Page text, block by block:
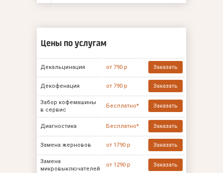
Цены по услугам
Декальцинация от 790 р Заказать
Декофенация от 790 р Заказать
Забор кофемашины
в сервис
Бесплатно* Заказать
Диагностика Бесплатно* Заказать
Замена жерновов от 1790 р Заказать
Замена
микровыключателей
от 1290 р Заказать